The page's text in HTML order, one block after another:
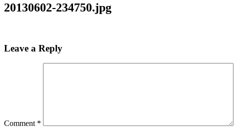
20130602-234750.jpg
Leave a Reply
Comment *